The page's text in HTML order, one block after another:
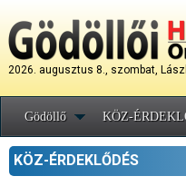
2026. augusztus 8., szombat,
Gödöllő KÖZ-
KÖZ-ÉRDEKLŐDÉS